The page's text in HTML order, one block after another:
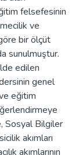
felsefesinin
ve
bir ölçüt
sunulmuştur.
edilen
genel
eğitim
Sosyal Bilgiler
akımları
akımlarının